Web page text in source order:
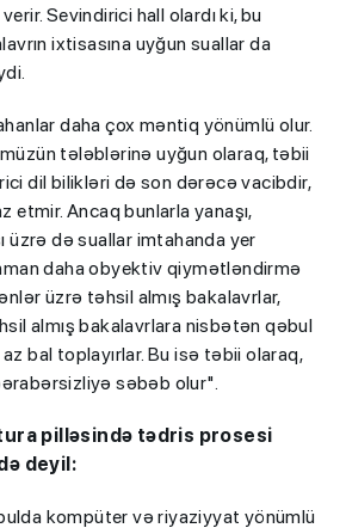
Sevindirici hall olardı ki, bu
ixtisasına uyğun suallar da
daha çox məntiq yönümlü olur.
tələblərinə uyğun olaraq, təbii
dil bilikləri də son dərəcə vacibdir,
etmir. Ancaq bunlarla yanaşı,
üzrə də suallar imtahanda yer
daha obyektiv qiymətləndirmə
üzrə təhsil almış bakalavrlar,
almış bakalavrlara nisbətən qəbul
bal toplayırlar. Bu isə təbii olaraq,
səbəb olur".
pilləsində tədris prosesi
deyil:
kompüter və riyaziyyat yönümlü